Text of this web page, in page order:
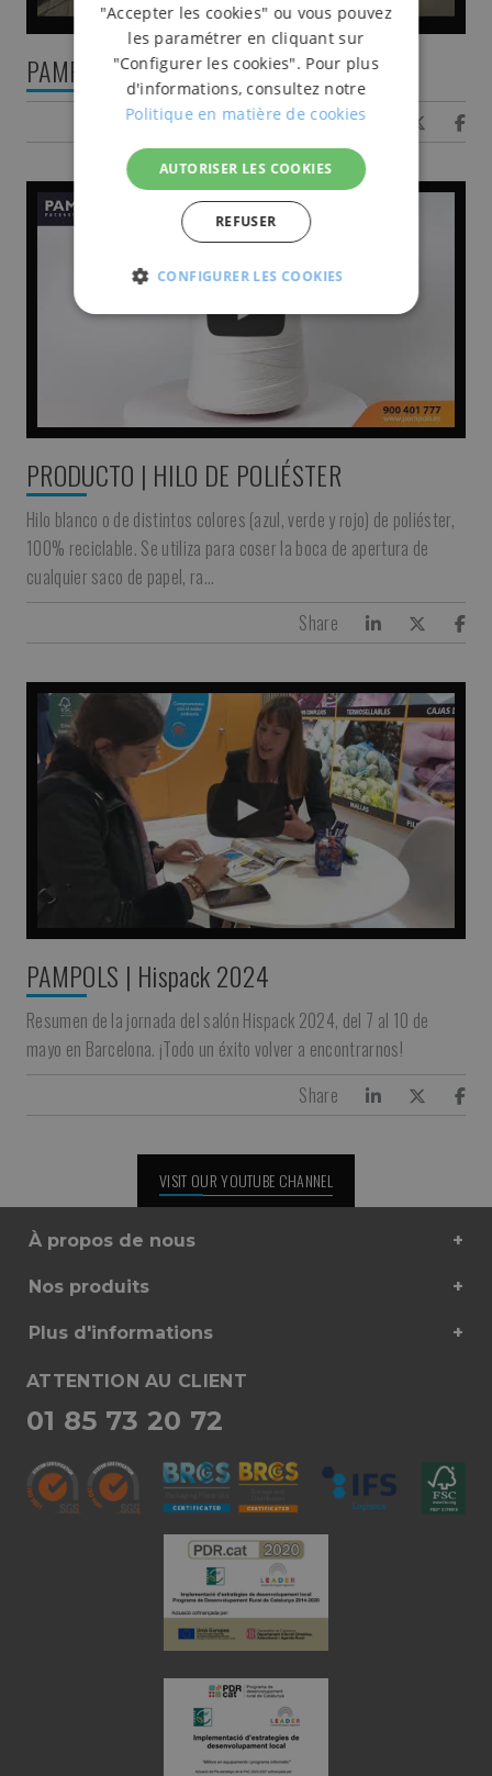
PAMPOLS vu du ciel
Share
PRODUCTO | HILO DE POLIÉSTER
Hilo blanco o de distintos colores (azul, verde y rojo) de poliéster,
100% reciclable. Se utiliza para coser la boca de apertura de
cualquier saco de papel, ra…
Share
PAMPOLS | Hispack 2024
Resumen de la jornada del salón Hispack 2024, del 7 al 10 de
mayo en Barcelona. ¡Todo un éxito volver a encontrarnos!
Share
VISIT OUR YOUTUBE CHANNEL
À propos de nous
Nos produits
Plus d'informations
ATTENTION AU CLIENT
01 85 73 20 72
"Accepter les cookies" ou vous pouvez
les paramétrer en cliquant sur
"Configurer les cookies". Pour plus
d'informations, consultez notre
Politique en matière de cookies
AUTORISER LES COOKIES
REFUSER
CONFIGURER LES COOKIES
NÉCESSAIRES
PERFORMANCE